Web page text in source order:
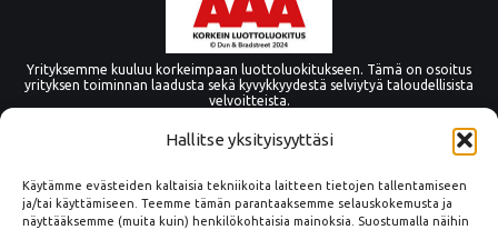
Hallitse yksityisyyttäsi
Käytämme evästeiden kaltaisia tekniikoita laitteen tietojen tallentamiseen
ja/tai käyttämiseen. Teemme tämän parantaaksemme selauskokemusta ja
näyttääksemme (muita kuin) henkilökohtaisia mainoksia. Suostumalla näihin
Yrityksemme kuuluu korkeimpaan luottoluokitukseen. Tämä on osoitus
yrityksen toiminnan laadusta sekä kyvykkyydestä selviytyä taloudellisista
velvoitteista.